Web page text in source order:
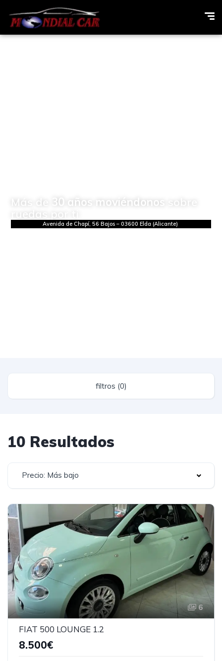
Más de 30 años moviéndonos
sobre
ruedas por ti
Avenida de Chapí, 56 Bajos – 03600 Elda (Alicante)
filtros (0)
10 Resultados
Precio: Más bajo
6
FIAT 500 LOUNGE 1.2
8.500€